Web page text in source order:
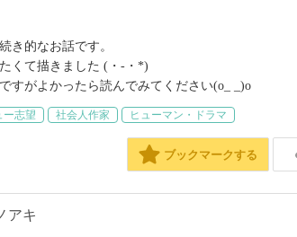
き的なお話です。
くて描きました (・-・*)
すがよかったら読んでみてください(o_ _)o
ー志望 社会人作家 ヒューマン・ドラマ
ブックマークする
アキ